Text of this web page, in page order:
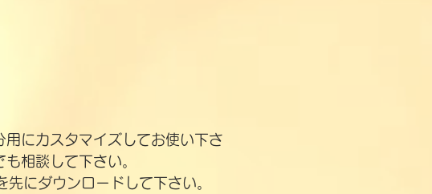
にカスタマイズしてお使い下さ
相談して下さい。
にダウンロードして下さい。